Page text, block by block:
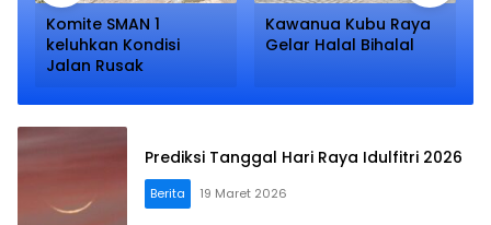
Komite SMAN 1
keluhkan Kondisi
Jalan Rusak
Kawanua Kubu Raya
Gelar Halal Bihalal
Prediksi Tanggal Hari Raya Idulfitri 2026
Berita 19 Maret 2026